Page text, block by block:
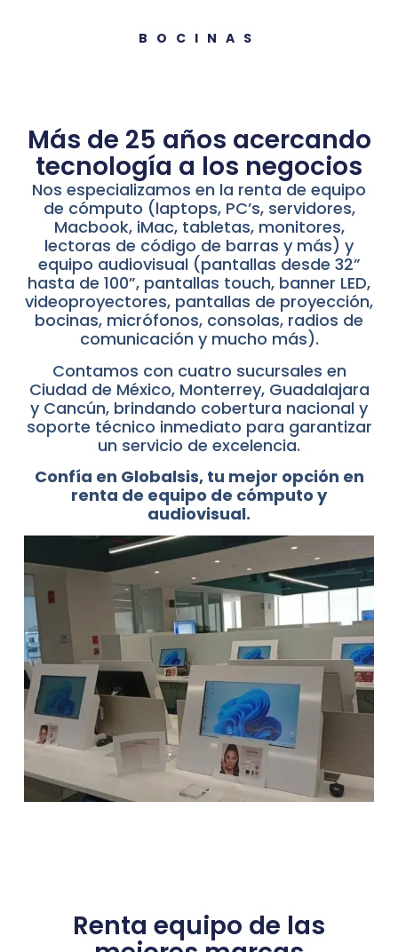
BOCINAS
Más de 25 años acercando
tecnología a los negocios
Nos especializamos en la renta de equipo
de cómputo (laptops, PC’s, servidores,
Macbook, iMac, tabletas, monitores,
lectoras de código de barras y más) y
equipo audiovisual (pantallas desde 32”
hasta de 100”, pantallas touch, banner LED,
videoproyectores, pantallas de proyección,
bocinas, micrófonos, consolas, radios de
comunicación y mucho más).
Contamos con cuatro sucursales en
Ciudad de México, Monterrey, Guadalajara
y Cancún, brindando cobertura nacional y
soporte técnico inmediato para garantizar
un servicio de excelencia.
Confía en Globalsis, tu mejor opción en
renta de equipo de cómputo y
audiovisual.
Renta equipo de las